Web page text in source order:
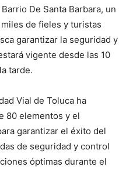
De Santa Barbara, un
de fieles y turistas
garantizar la seguridad y
vigente desde las 10
tarde.
Vial de Toluca ha
80 elementos y el
garantizar el éxito del
de seguridad y control
óptimas durante el